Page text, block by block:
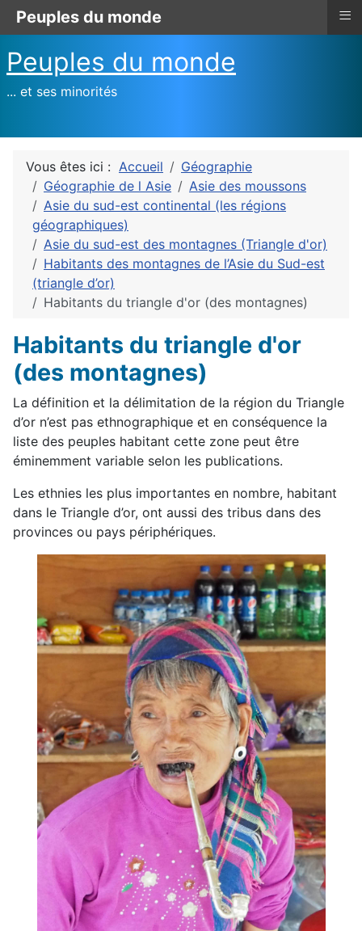
Peuples du monde
... et ses minorités
Vous êtes ici : Accueil
Géographie
Géographie de l Asie
Asie des moussons
Asie du sud-est continental (les régions
géographiques)
Asie du sud-est des montagnes (Triangle d'or)
Habitants des montagnes de l’Asie du Sud-est
(triangle d’or)
Habitants du triangle d'or (des montagnes)
Habitants du triangle d'or
(des montagnes)
La définition et la délimitation de la région du Triangle
d’or n’est pas ethnographique et en conséquence la
liste des peuples habitant cette zone peut être
éminemment variable selon les publications.
Les ethnies les plus importantes en nombre, habitant
dans le Triangle d’or, ont aussi des tribus dans des
provinces ou pays périphériques.
Peuples du monde ≡